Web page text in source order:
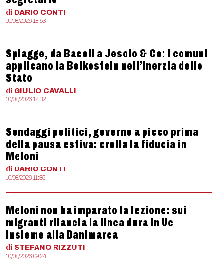
di DARIO CONTI
10/08/2026 18:53
Spiagge, da Bacoli a Jesolo & Co: i comuni
applicano la Bolkestein nell’inerzia dello
Stato
di GIULIO CAVALLI
10/08/2026 12:32
Sondaggi politici, governo a picco prima
della pausa estiva: crolla la fiducia in
Meloni
di DARIO CONTI
10/08/2026 11:35
Meloni non ha imparato la lezione: sui
migranti rilancia la linea dura in Ue
insieme alla Danimarca
di STEFANO RIZZUTI
10/08/2026 09:24